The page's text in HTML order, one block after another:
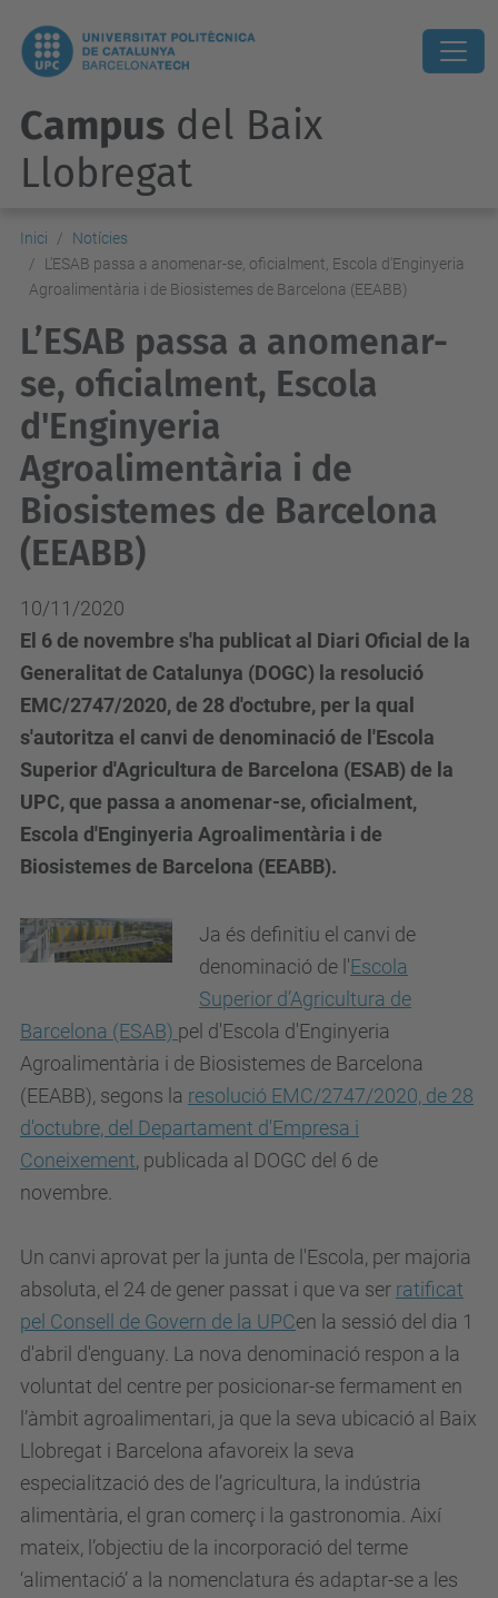
Campus del Baix
Llobregat
Inici
Notícies
L’ESAB passa a anomenar-se, oficialment, Escola d'Enginyeria
Agroalimentària i de Biosistemes de Barcelona (EEABB)
L’ESAB passa a anomenar-
se, oficialment, Escola
d'Enginyeria
Agroalimentària i de
Biosistemes de Barcelona
(EEABB)
10/11/2020
El 6 de novembre s'ha publicat al Diari Oficial de la
Generalitat de Catalunya (DOGC) la resolució
EMC/2747/2020, de 28 d'octubre, per la qual
s'autoritza el canvi de denominació de l'Escola
Superior d'Agricultura de Barcelona (ESAB) de la
UPC, que passa a anomenar-se, oficialment,
Escola d'Enginyeria Agroalimentària i de
Biosistemes de Barcelona (EEABB).
Ja és definitiu el canvi de
denominació de l'Escola
Superior d’Agricultura de
Barcelona (ESAB) pel d'Escola d'Enginyeria
Agroalimentària i de Biosistemes de Barcelona
(EEABB), segons la resolució EMC/2747/2020, de 28
d'octubre, del Departament d'Empresa i
Coneixement, publicada al DOGC del 6 de
novembre.
Un canvi aprovat per la junta de l'Escola, per majoria
absoluta, el 24 de gener passat i que va ser ratificat
pel Consell de Govern de la UPCen la sessió del dia 1
d'abril d'enguany. La nova denominació respon a la
voluntat del centre per posicionar-se fermament en
l’àmbit agroalimentari, ja que la seva ubicació al Baix
Llobregat i Barcelona afavoreix la seva
especialització des de l’agricultura, la indústria
alimentària, el gran comerç i la gastronomia. Així
mateix, l’objectiu de la incorporació del terme
‘alimentació’ a la nomenclatura és adaptar-se a les